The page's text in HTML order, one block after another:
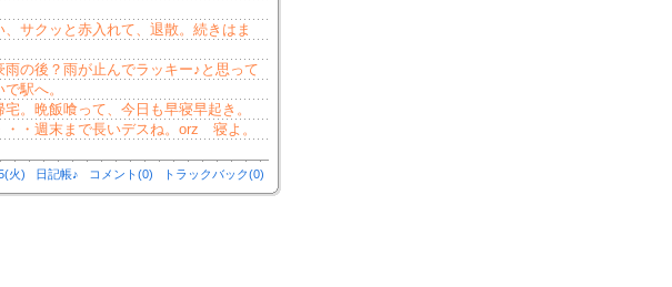
サクッと赤入れて、退散。続きはま
の後？雨が止んでラッキー♪と思って
駅へ。
。晩飯喰って、今日も早寝早起き。
・週末まで長いデスね。orz 寝よ。
火) 日記帳♪ コメント(0) トラックバック(0)